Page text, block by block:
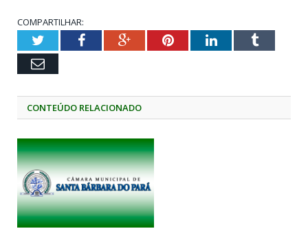
COMPARTILHAR:
TwitterFacebookGoogle+PinterestLinkedInTumblr
Email
CONTEÚDO RELACIONADO